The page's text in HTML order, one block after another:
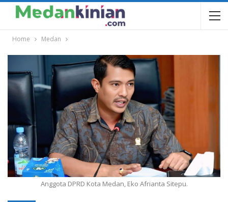
Home Medan
Anggota DPRD Kota Medan, Eko Afrianta Sitepu.